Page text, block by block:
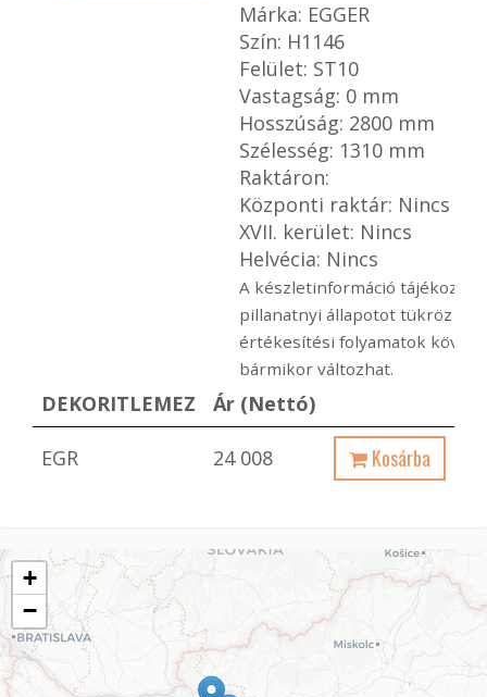
Márka: EGGER
Szín: H1146
Felület: ST10
Vastagság: 0 mm
Hosszúság: 2800 mm
Szélesség: 1310 mm
Raktáron:
Központi raktár: Nincs
XVII. kerület: Nincs
Helvécia: Nincs
A készletinformáció
pillanatnyi állapotot tükröz
értékesítési folyamatok
bármikor változhat.
DEKORITLEMEZ Ár (Nettó)
EGR 24 008 Kosárba
+
−